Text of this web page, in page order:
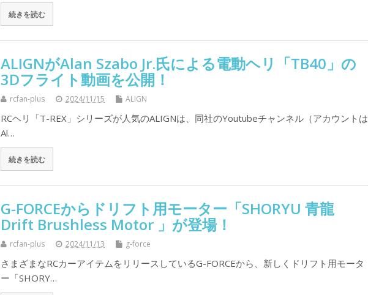
続きを読む
ALIGNがAlan Szabo Jr.氏による電動ヘリ「TB40」の
3Dフライト動画を公開！
rcfan-plus 2024/11/15 ALIGN
RCヘリ「T-REX」シリーズが人気のALIGNは、同社のYoutubeチャンネル（アカウントは
Al…
続きを読む
G-FORCEからドリフト用モーター「SHORYU 青龍
Drift Brushless Motor 」が登場！
rcfan-plus 2024/11/13 g-force
さまざまなRCカーアイテムをリリースしているG-FORCEから、新しくドリフト用モータ
ー「SHORY…